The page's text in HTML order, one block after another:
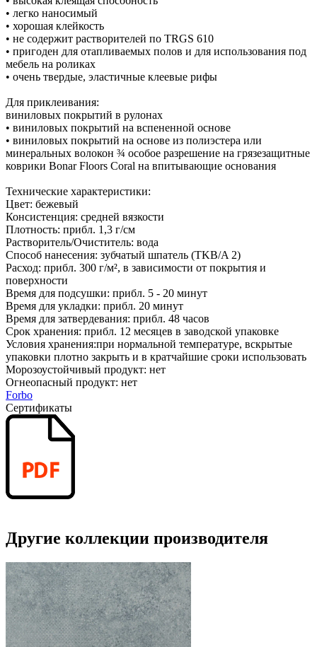
• легко наносимый
• хорошая клейкость
• не содержит растворителей по TRGS 610
• пригоден для отапливаемых полов и для использования под
мебель на роликах
• очень твердые, эластичные клеевые рифы
Для приклеивания:
виниловых покрытий в рулонах
• виниловых покрытий на вспененной основе
• виниловых покрытий на основе из полиэстера или
минеральных волокон ¾ особое разрешение на грязезащитные
коврики Bonar Floors Coral на впитывающие основания
Технические характеристики:
Цвет: бежевый
Консистенция: средней вязкости
Плотность: прибл. 1,3 г/cм
Растворитель/Очиститель: вода
Способ нанесения: зубчатый шпатель (TKB/A 2)
Расход: прибл. 300 г/м², в зависимости от покрытия и
поверхности
Время для подсушки: прибл. 5 - 20 минут
Время для укладки: прибл. 20 минут
Время для затвердевания: прибл. 48 часов
Срок хранения: прибл. 12 месяцев в заводской упаковке
Условия хранения:при нормальной температуре, вскрытые
упаковки плотно закрыть и в кратчайшие сроки использовать
Морозоустойчивый продукт: нет
Огнеопасный продукт: нет
Forbo
Сертификаты
Другие коллекции производителя